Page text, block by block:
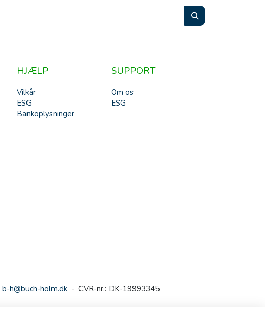
SUPPORT
Om os
ESG
Vilkår
ESG
Bankoplysninger
HJÆLP
b-h@buch-holm.dk- CVR-nr.: DK-19993345